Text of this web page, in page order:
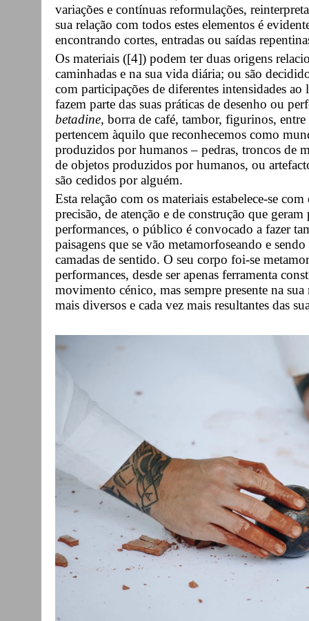
variações e contínuas reformulações,
sua relação com todos estes elementos é
encontrando cortes, entradas ou saídas
Os materiais ([4]) podem ter duas origens
caminhadas e na sua vida diária; ou são
com participações de diferentes intensidades
fazem parte das suas práticas de desenho ou
betadine, borra de café, tambor, figurinos,
pertencem àquilo que reconhecemos como
produzidos por humanos – pedras, troncos de
de objetos produzidos por humanos, ou
são cedidos por alguém.
Esta relação com os materiais estabelece-se
precisão, de atenção e de construção que geram
performances, o público é convocado a fazer
paisagens que se vão metamorfoseando e
camadas de sentido. O seu corpo foi-se
performances, desde ser apenas ferramenta
movimento cénico, mas sempre presente na
mais diversos e cada vez mais resultantes das